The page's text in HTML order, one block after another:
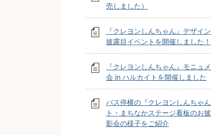
売しました）
『クレヨンしんちゃん』デザイ
披露目イベントを開催しました！
『クレヨンしんちゃん』モニュ
会 in ハルカイトを開催しました
バス停横の『クレヨンしんちゃ
ト・まちなかステージ看板のお
影会の様子をご紹介